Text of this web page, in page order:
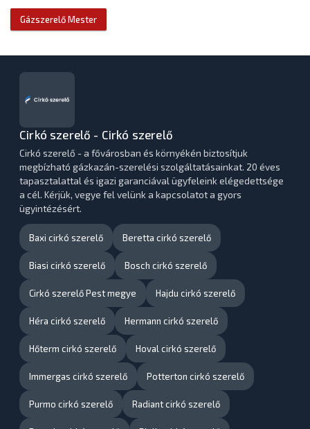
Gázszerelő Mester
Cirkó szerelő - Cirkó szerelő
Cirkó szerelő - a fővárosban és környékén biztosítjuk
megbízható gázkazán-szerelési szolgáltatásainkat. 20 éves
tapasztalattal és igazi garanciával ügyfeleink elégedettsége
a cél. Kérjük, vegye fel velünk a kapcsolatot a gyors
ügyintézésért.
Baxi cirkó szerelő Beretta cirkó szerelő
Biasi cirkó szerelő Bosch cirkó szerelő
Cirkó szerelő Pest megye Hajdu cirkó szerelő
Héra cirkó szerelő Hermann cirkó szerelő
Hőterm cirkó szerelő Hoval cirkó szerelő
Immergas cirkó szerelő Potterton cirkó szerelő
Purmo cirkó szerelő Radiant cirkó szerelő